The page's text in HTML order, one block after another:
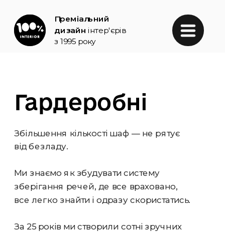
Преміальний
дизайн інтер'єрів
з 1995 року
Гардеробні
Збільшення кількості шаф — не рятує
від безладу.
Ми знаємо як збудувати систему
зберігання речей, де все враховано,
все легко знайти і одразу скористатись.
За 25 років ми створили сотні зручних